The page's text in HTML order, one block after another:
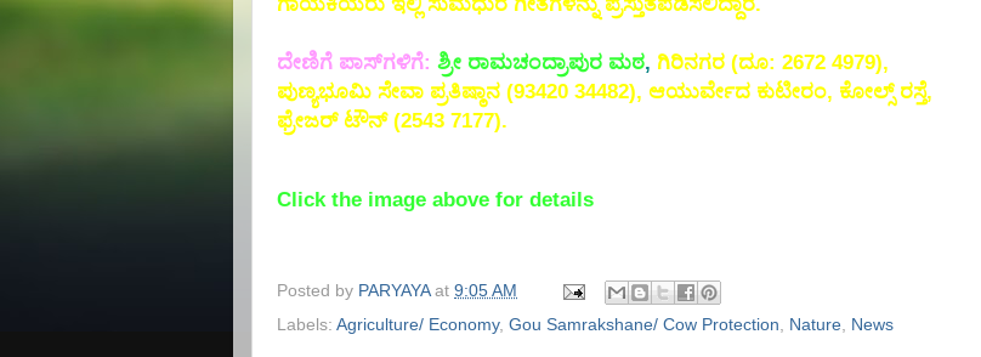
ದೇಣಿಗೆ ಪಾಸ್‌ಗಳಿಗೆ: ಶ್ರೀ ರಾಮಚಂದ್ರಾಪುರ ಮಠ, ಗಿರಿನಗರ (ದೂ: 2672 4979),
ಪುಣ್ಯಭೂಮಿ ಸೇವಾ ಪ್ರತಿಷ್ಠಾನ (93420 34482), ಆಯುರ್ವೇದ ಕುಟೀರಂ, ಕೋಲ್ಸ್ ರಸ್ತೆ,
ಫ್ರೇಜರ್ ಟೌನ್ (2543 7177).
Click the image above for details
Posted by PARYAYA at 9:05 AM
Labels: Agriculture/ Economy, Gou Samrakshane/ Cow Protection Nature News